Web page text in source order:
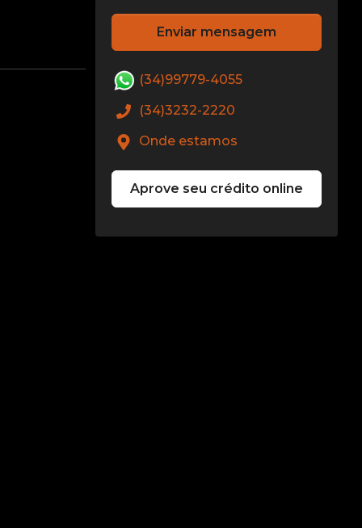
Enviar mensagem
(34)99779-4055
(34)3232-2220
Onde estamos
Aprove seu crédito online